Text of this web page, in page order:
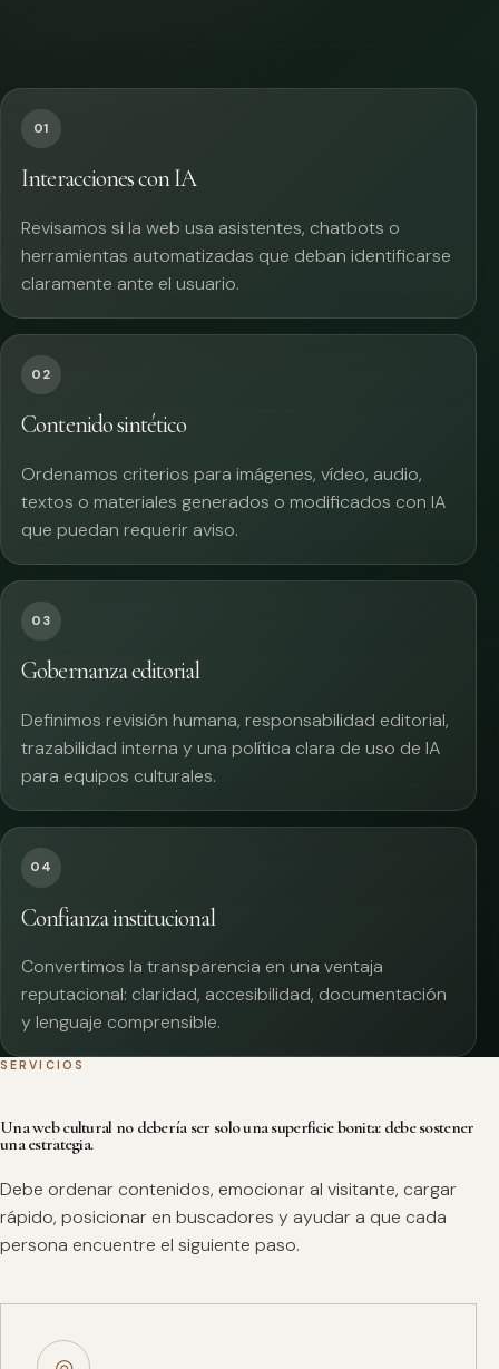
01
Interacciones con IA
Revisamos si la web usa asistentes, chatbots o
herramientas automatizadas que deban identificarse
claramente ante el usuario.
02
Contenido sintético
Ordenamos criterios para imágenes, vídeo, audio,
textos o materiales generados o modificados con IA
que puedan requerir aviso.
03
Gobernanza editorial
Definimos revisión humana, responsabilidad editorial,
trazabilidad interna y una política clara de uso de IA
para equipos culturales.
04
Confianza institucional
Convertimos la transparencia en una ventaja
reputacional: claridad, accesibilidad, documentación
y lenguaje comprensible.
SERVICIOS
Una web cultural no debería ser solo una superficie bonita: debe sostener
una estrategia.
Debe ordenar contenidos, emocionar al visitante, cargar
rápido, posicionar en buscadores y ayudar a que cada
persona encuentre el siguiente paso.